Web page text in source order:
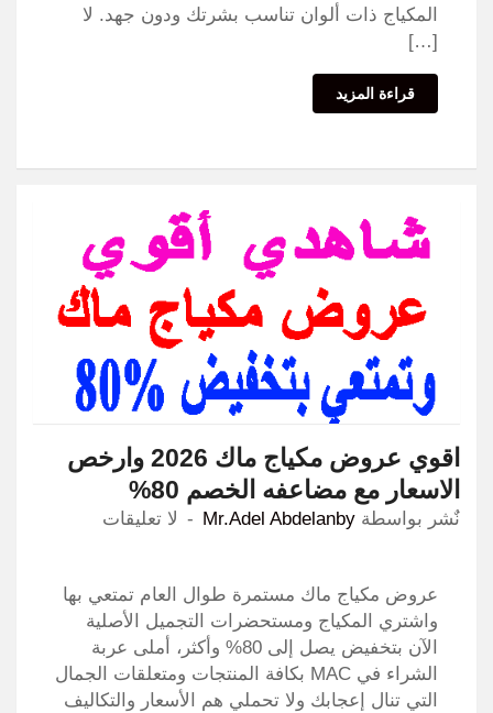
المكياج ذات ألوان تناسب بشرتك ودون جهد. لا
[…]
قراءة المزيد
اقوي عروض مكياج ماك 2026 وارخص
الاسعار مع مضاعفه الخصم 80%
نٌشر بواسطة Mr.Adel Abdelanby لا تعليقات
عروض مكياج ماك مستمرة طوال العام تمتعي بها
واشتري المكياج ومستحضرات التجميل الأصلية
الآن بتخفيض يصل إلى 80% وأكثر، أملى عربة
الشراء في MAC بكافة المنتجات ومتعلقات الجمال
التي تنال إعجابك ولا تحملي هم الأسعار والتكاليف